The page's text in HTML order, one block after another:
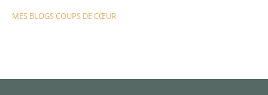
MES BLOGS COUPS DE CŒUR